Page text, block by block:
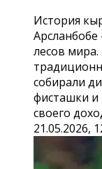
История
лесов
собирали
фисташки и
своего
21.05.2026,